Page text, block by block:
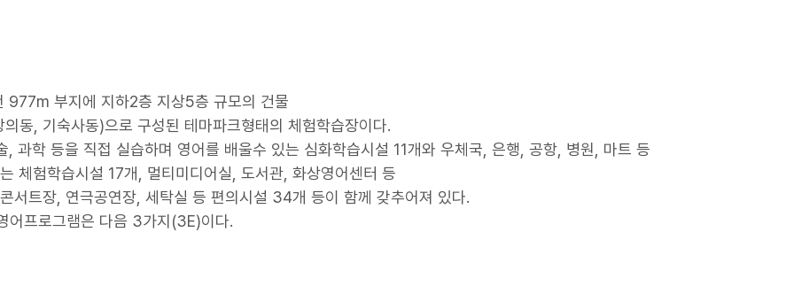
977m 부지에 지하2층 지상5층 규모의 건물
동, 기숙사동)으로 구성된 테마파크형태의 체험학습장이다.
, 과학 등을 직접 실습하며 영어를 배울수 있는 심화학습시설 11개와 우체국, 은행, 공항, 병원, 마트 등
체험학습시설 17개, 멀티미디어실, 도서관, 화상영어센터 등
서트장, 연극공연장, 세탁실 등 편의시설 34개 등이 함께 갖추어져 있다.
어프로그램은 다음 3가지(3E)이다.